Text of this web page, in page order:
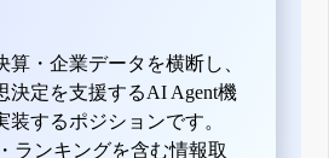
算・企業データを横断し、
決定を支援するAI Agent機
装するポジションです。
ランキングを含む情報取